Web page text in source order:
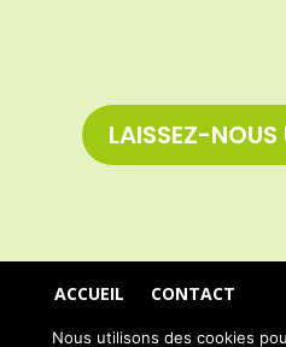
LAISSEZ-NOUS
ACCUEIL
CONTACT
Nous utilisons des cookies